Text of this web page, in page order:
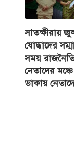
সাতক্ষীরায়
যোদ্ধাদের
সময়
নেতাদের
ডাকায়